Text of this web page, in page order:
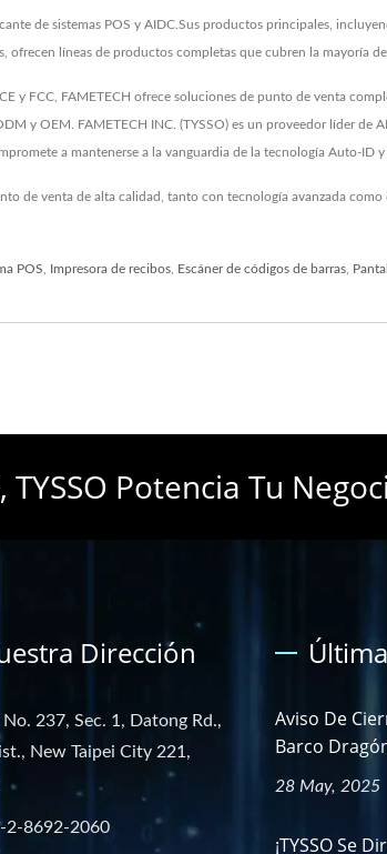
de sistemas POS y AIDC.Sus productos principales,
ofrecen líneas de productos completas que cubren la mayoría
y FCC, FAMETECH ofrece soluciones de punto de venta
y OEM. FAMETECH INC. (TYSSO) es un proveedor líder
a mantenerse a la vanguardia de la tecnología Auto-ID y
de venta de alta calidad, tanto con tecnología avanzada
POS Impresora de recibos Escáner de códigos de barras
Potencia Tu
Dirección
No. 237, Sec. 1, Datong Rd.,
New Taipei City 221,
2-8692-2060
Aviso De
Barco
28 May, 2025
¡TYSSO Se